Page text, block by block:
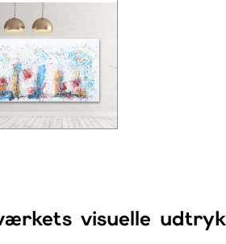
visuelle udtryk